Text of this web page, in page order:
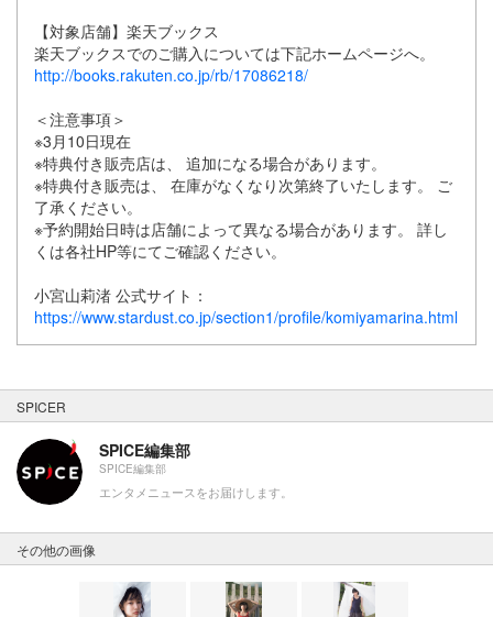
【対象店舗】楽天ブックス
楽天ブックスでのご購入については下記ホームページへ。
http://books.rakuten.co.jp/rb/17086218/
＜注意事項＞
※3月10日現在
※特典付き販売店は、 追加になる場合があります。
※特典付き販売は、 在庫がなくなり次第終了いたします。 ご
了承ください。
※予約開始日時は店舗によって異なる場合があります。 詳し
くは各社HP等にてご確認ください。
小宮山莉渚 公式サイト：
https://www.stardust.co.jp/section1/profile/komiyamarina.html
SPICER
SPICE編集部
SPICE編集部
エンタメニュースをお届けします。
その他の画像